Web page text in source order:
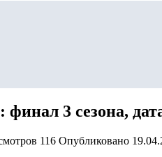
финал 3 сезона,
116 Опубликовано